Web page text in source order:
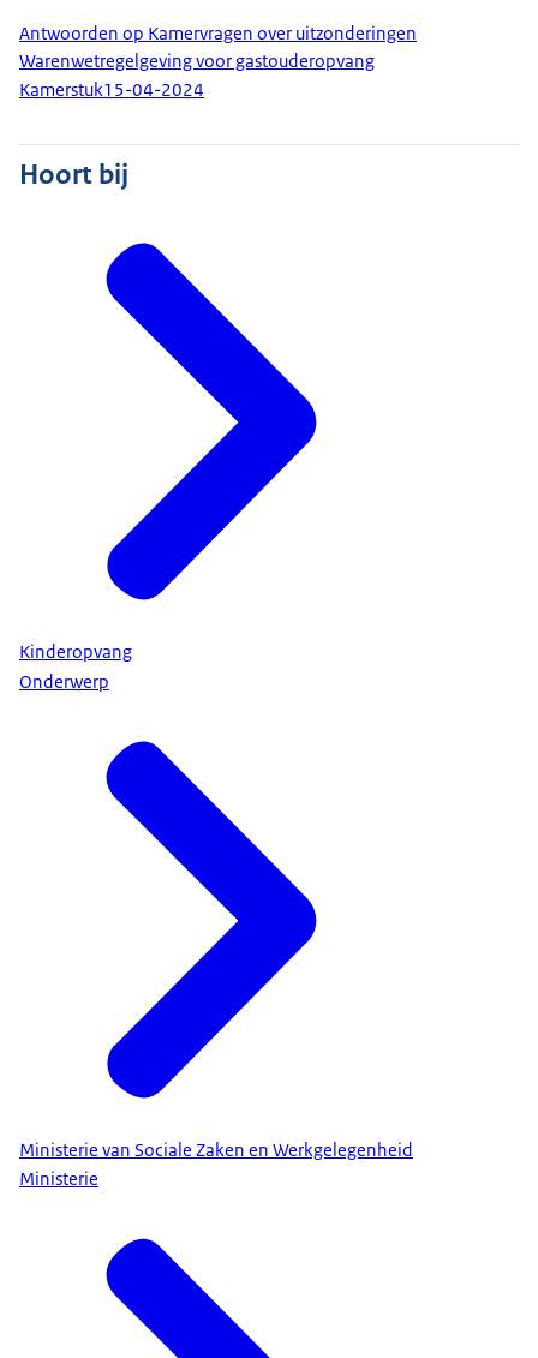
Antwoorden op Kamervragen over uitzonderingen
Warenwetregelgeving voor gastouderopvang
Kamerstuk15-04-2024
Hoort bij
Kinderopvang
Onderwerp
Ministerie van Sociale Zaken en Werkgelegenheid
Ministerie